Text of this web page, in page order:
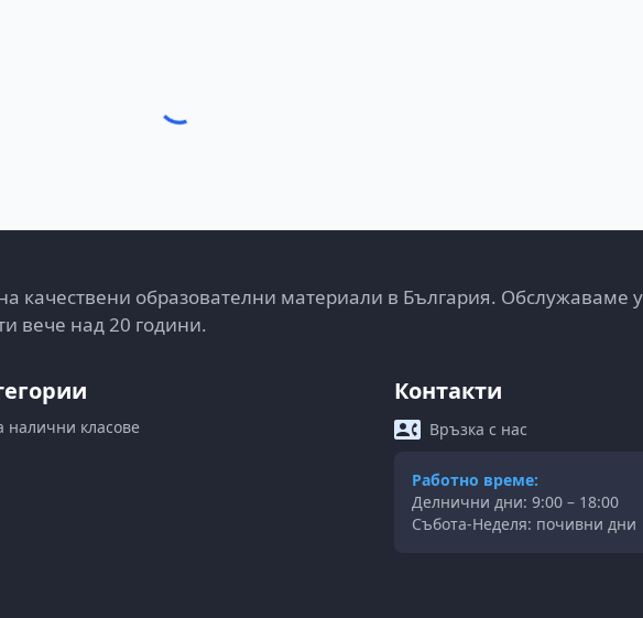
качествени образователни материали в България. Обслужаваме
вече над 20 години.
налични класове
Контакти
Връзка с нас
Работно време:
Делнични дни: 9:00 – 18:00
Събота-Неделя: почивни дни